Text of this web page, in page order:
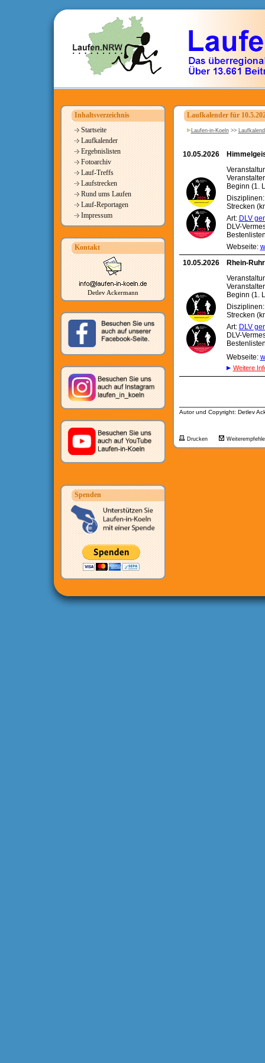
Inhaltsverzeichnis
Startseite
Laufkalender
Ergebnislisten
Fotoarchiv
Lauf-Treffs
Laufstrecken
Rund ums Laufen
Lauf-Reportagen
Impressum
Kontakt
Detlev Ackermann
Spenden
Laufkalender für
Laufen-in-Koeln>>
10.05.2026
Beginn (1.
Strecken
Art: DLV
DLV-
Webseite:
10.05.2026
Rhein-
Beginn (1.
Strecken
Art: DLV
DLV-
Webseite:
Weitere
Autor und Copyright: Detlev
Drucken